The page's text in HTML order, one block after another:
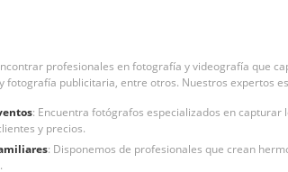
profesionales en fotografía y videografía que
fotografía publicitaria, entre otros. Nuestros expertos
: Encuentra fotógrafos especializados en
y precios.
: Disponemos de profesionales que crean